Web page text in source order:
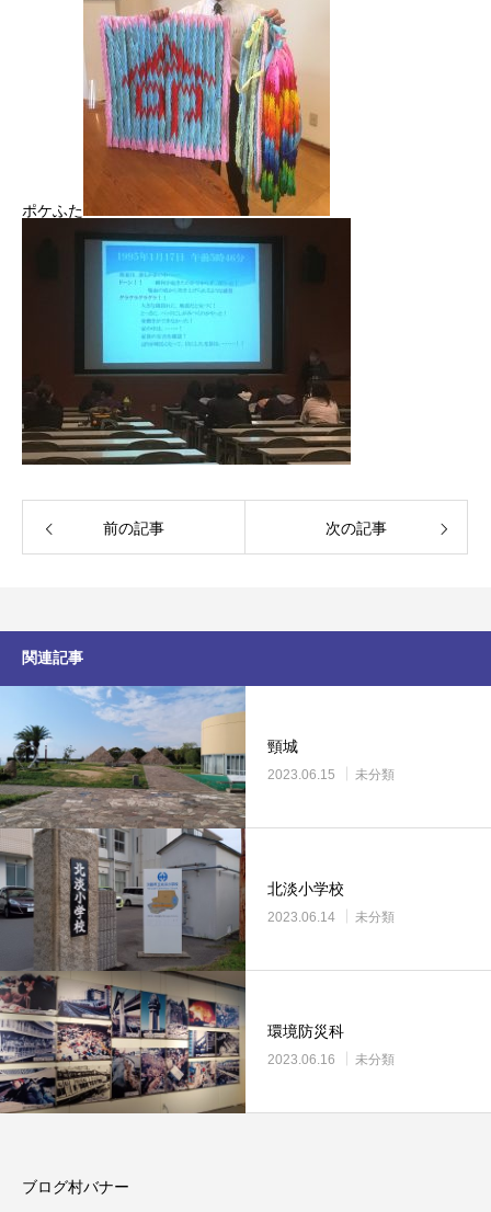
ポケふた
前の記事 次の記事
関連記事
頸城
2023.06.15 未分類
北淡小学校
2023.06.14 未分類
環境防災科
2023.06.16 未分類
ブログ村バナー